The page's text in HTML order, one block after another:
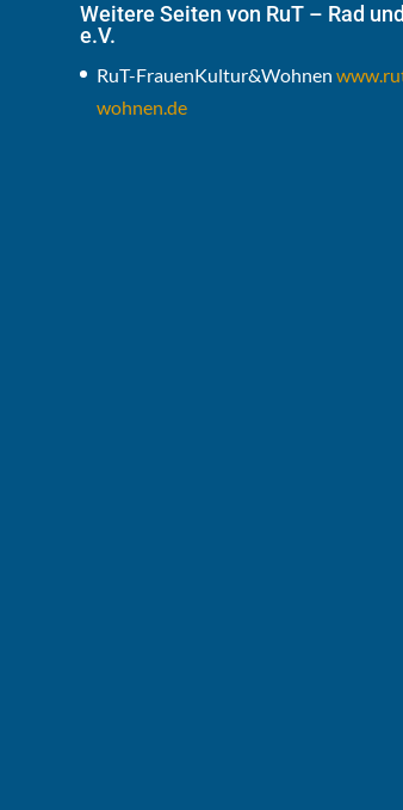
Weitere Seiten von RuT – Rad
e.V.
RuT-FrauenKultur&Wohnen
wohnen.de